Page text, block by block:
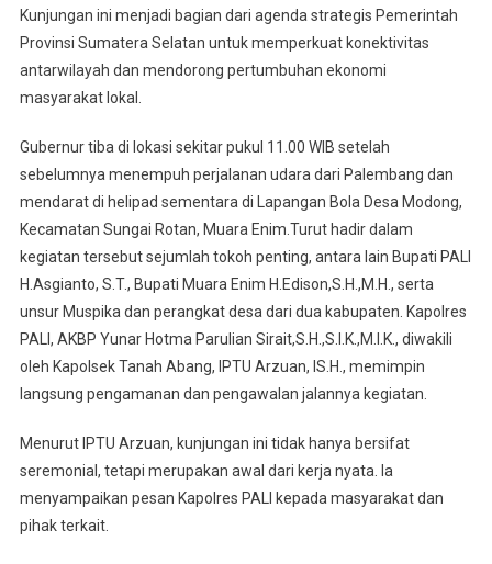
Lematang:
Proyek
Strategis
Kunjungan ini menjadi bagian dari agenda strategis Pemerintah
Provinsi Sumatera Selatan untuk memperkuat konektivitas
antarwilayah dan mendorong pertumbuhan ekonomi
masyarakat lokal.
Gubernur tiba di lokasi sekitar pukul 11.00 WIB setelah
sebelumnya menempuh perjalanan udara dari Palembang dan
mendarat di helipad sementara di Lapangan Bola Desa Modong,
Kecamatan Sungai Rotan, Muara Enim.Turut hadir dalam
kegiatan tersebut sejumlah tokoh penting, antara lain Bupati PALI
H.Asgianto, S.T., Bupati Muara Enim H.Edison,S.H.,M.H., serta
unsur Muspika dan perangkat desa dari dua kabupaten. Kapolres
PALI, AKBP Yunar Hotma Parulian Sirait,S.H.,S.I.K.,M.I.K., diwakili
oleh Kapolsek Tanah Abang, IPTU Arzuan, lS.H., memimpin
langsung pengamanan dan pengawalan jalannya kegiatan.
Menurut IPTU Arzuan, kunjungan ini tidak hanya bersifat
seremonial, tetapi merupakan awal dari kerja nyata. Ia
menyampaikan pesan Kapolres PALI kepada masyarakat dan
pihak terkait.